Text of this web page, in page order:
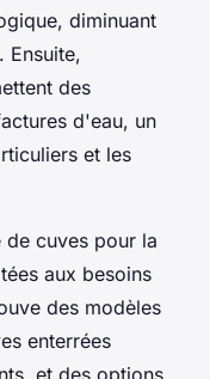
diminuant
Ensuite,
des
d'eau, un
et les
de cuves pour la
aux besoins
des modèles
enterrées
et des options